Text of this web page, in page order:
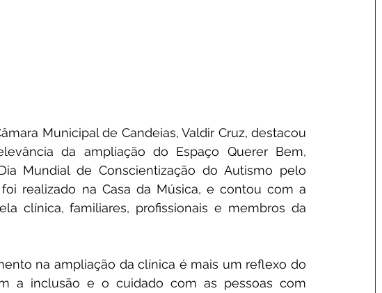
Municipal de Candeias, Valdir Cruz, destacou
da ampliação do Espaço Querer Bem,
Mundial de Conscientização do Autismo pelo
realizado na Casa da Música, e contou com a
clínica, familiares, profissionais e membros da
na ampliação da clínica é mais um reflexo do
a inclusão e o cuidado com as pessoas com